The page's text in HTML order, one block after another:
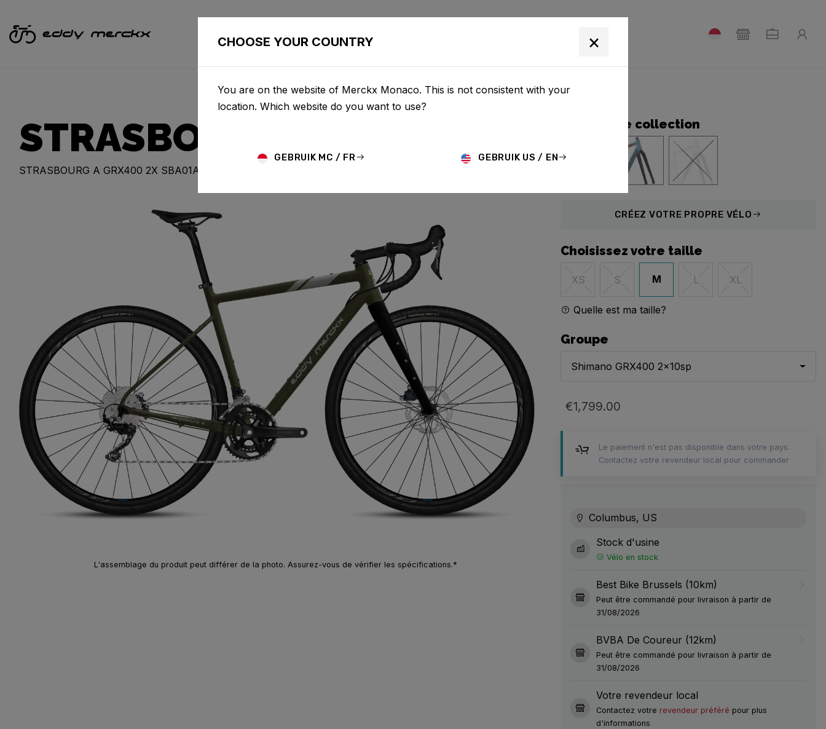
STRASBOURG ALUMINIUM
STRASBOURG A GRX400 2X SBA01AM(M)
L'assemblage du produit peut différer de la photo. Assurez-vous de vérifier les spécifications.*
Designs de collection
CRÉEZ VOTRE PROPRE VÉLO
Choisissez votre taille
XS S M L XL
Quelle est ma taille?
Groupe
Shimano GRX400 2x10sp
€1,799.00
Le paiement n'est pas disponible dans votre pays.
Contactez votre revendeur local pour commander
Columbus, US
Stock d'usine
Vélo en stock
Best Bike Brussels (10km)
Peut être commandé pour livraison à partir de
31/08/2026
BVBA De Coureur (12km)
Peut être commandé pour livraison à partir de
31/08/2026
Votre revendeur local
Contactez votre revendeur préféré pour plus
d'informations
CHOOSE YOUR COUNTRY ×
You are on the website of Merckx Monaco. This is not consistent with your
location. Which website do you want to use?
GEBRUIK MC / FR GEBRUIK US / EN